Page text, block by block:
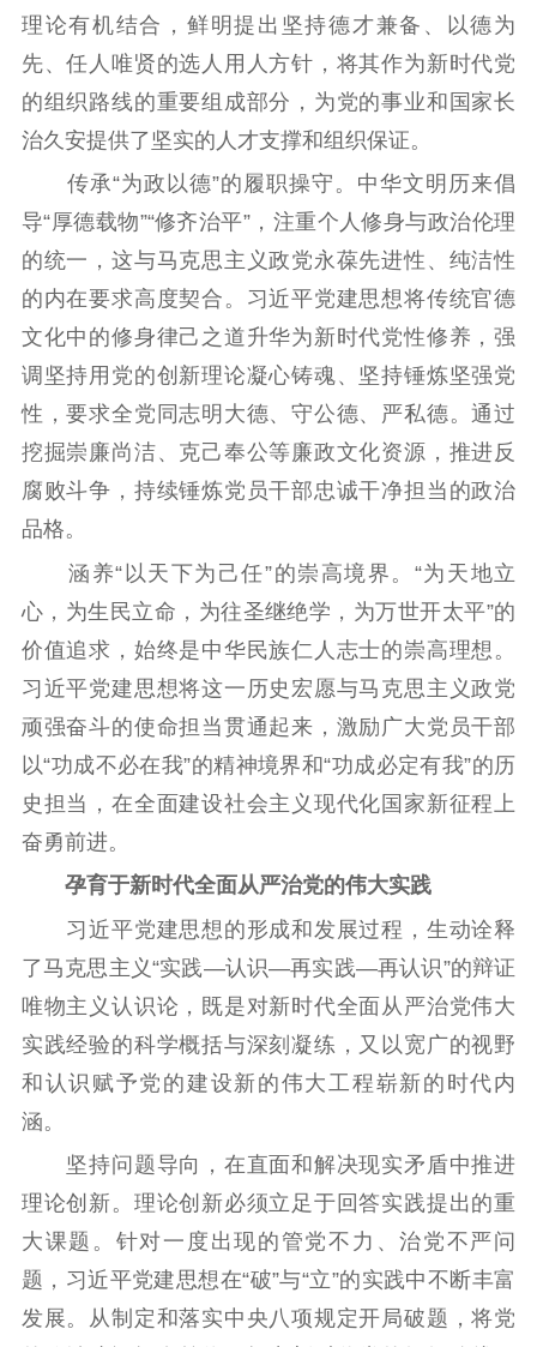
理论有机结合，鲜明提出坚持德才兼备、以德为
先、任人唯贤的选人用人方针，将其作为新时代党
的组织路线的重要组成部分，为党的事业和国家长
治久安提供了坚实的人才支撑和组织保证。
传承“为政以德”的履职操守。中华文明历来倡
导“厚德载物”“修齐治平”，注重个人修身与政治伦理
的统一，这与马克思主义政党永葆先进性、纯洁性
的内在要求高度契合。习近平党建思想将传统官德
文化中的修身律己之道升华为新时代党性修养，强
调坚持用党的创新理论凝心铸魂、坚持锤炼坚强党
性，要求全党同志明大德、守公德、严私德。通过
挖掘崇廉尚洁、克己奉公等廉政文化资源，推进反
腐败斗争，持续锤炼党员干部忠诚干净担当的政治
品格。
涵养“以天下为己任”的崇高境界。“为天地立
心，为生民立命，为往圣继绝学，为万世开太平”的
价值追求，始终是中华民族仁人志士的崇高理想。
习近平党建思想将这一历史宏愿与马克思主义政党
顽强奋斗的使命担当贯通起来，激励广大党员干部
以“功成不必在我”的精神境界和“功成必定有我”的历
史担当，在全面建设社会主义现代化国家新征程上
奋勇前进。
孕育于新时代全面从严治党的伟大实践
习近平党建思想的形成和发展过程，生动诠释
了马克思主义“实践—认识—再实践—再认识”的辩证
唯物主义认识论，既是对新时代全面从严治党伟大
实践经验的科学概括与深刻凝练，又以宽广的视野
和认识赋予党的建设新的伟大工程崭新的时代内
涵。
坚持问题导向，在直面和解决现实矛盾中推进
理论创新。理论创新必须立足于回答实践提出的重
大课题。针对一度出现的管党不力、治党不严问
题，习近平党建思想在“破”与“立”的实践中不断丰富
发展。从制定和落实中央八项规定开局破题，将党